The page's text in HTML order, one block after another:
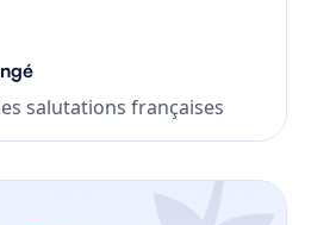
salutations françaises